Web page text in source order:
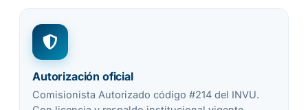
Autorización oficial
Comisionista Autorizado código #214 del INVU.